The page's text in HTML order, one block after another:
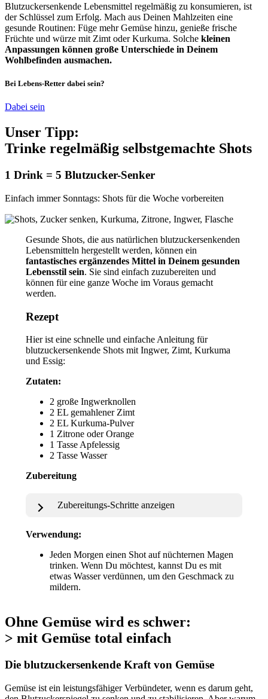
Blutzuckersenkende Lebensmittel regelmäßig zu konsumieren, ist
der Schlüssel zum Erfolg. Mach aus Deinen Mahlzeiten eine
gesunde Routinen: Füge mehr Gemüse hinzu, genieße frische
Früchte und würze mit Zimt oder Kurkuma. Solche kleinen
Anpassungen können große Unterschiede in Deinem
Wohlbefinden ausmachen.
Bei Lebens-Retter dabei sein?
Dabei sein
Unser Tipp:
Trinke regelmäßig selbstgemachte Shots
1 Drink = 5 Blutzucker-Senker
Einfach immer Sonntags: Shots für die Woche vorbereiten
Gesunde Shots, die aus natürlichen blutzuckersenkenden
Lebensmitteln hergestellt werden, können ein
fantastisches ergänzendes Mittel in Deinem gesunden
Lebensstil sein. Sie sind einfach zuzubereiten und
können für eine ganze Woche im Voraus gemacht
werden.
Rezept
Hier ist eine schnelle und einfache Anleitung für
blutzuckersenkende Shots mit Ingwer, Zimt, Kurkuma
und Essig:
Zutaten:
2 große Ingwerknollen
2 EL gemahlener Zimt
2 EL Kurkuma-Pulver
1 Zitrone oder Orange
1 Tasse Apfelessig
2 Tasse Wasser
Zubereitung
Zubereitungs-Schritte anzeigen
Verwendung:
Jeden Morgen einen Shot auf nüchternen Magen
trinken. Wenn Du möchtest, kannst Du es mit
etwas Wasser verdünnen, um den Geschmack zu
mildern.
Ohne Gemüse wird es schwer:
> mit Gemüse total einfach
Die blutzuckersenkende Kraft von Gemüse
Gemüse ist ein leistungsfähiger Verbündeter, wenn es darum geht,